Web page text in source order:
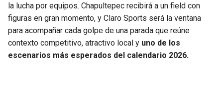
la lucha por equipos. Chapultepec recibirá a un field con
figuras en gran momento, y Claro Sports será la ventana
para acompañar cada golpe de una parada que reúne
contexto competitivo, atractivo local y uno de los
escenarios más esperados del calendario 2026.